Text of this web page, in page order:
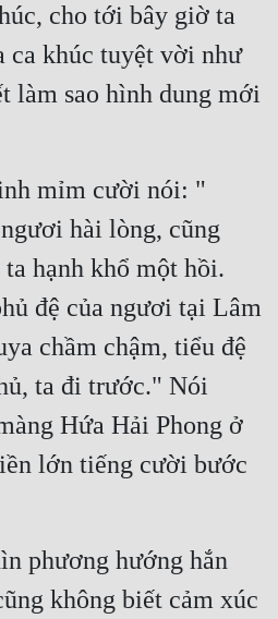
cho tới bây giờ ta
ca khúc tuyệt vời như
làm sao hình dung mới
mỉm cười nói: "
hài lòng, cũng
hạnh khổ một hồi.
đệ của ngươi tại Lâm
chầm chậm, tiểu đệ
ta đi trước." Nói
Hứa Hải Phong ở
lớn tiếng cười bước
phương hướng hắn
không biết cảm xúc